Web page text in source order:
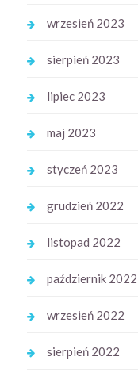
wrzesień 2023
sierpień 2023
lipiec 2023
maj 2023
styczeń 2023
grudzień 2022
listopad 2022
październik 2022
wrzesień 2022
sierpień 2022